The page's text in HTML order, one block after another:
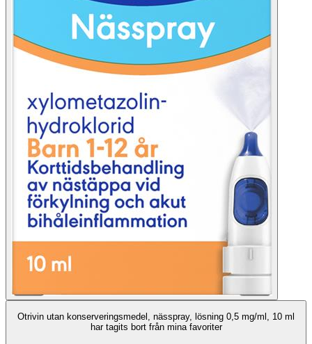
Otrivin utan konserveringsmedel, nässpray, lösning 0,5 mg/ml, 10 ml
har tagits bort från mina favoriter